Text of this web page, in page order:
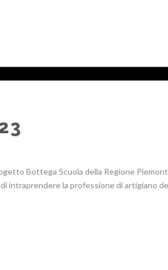
Bottega Scuola della Regione
intraprendere la professione di artigiano